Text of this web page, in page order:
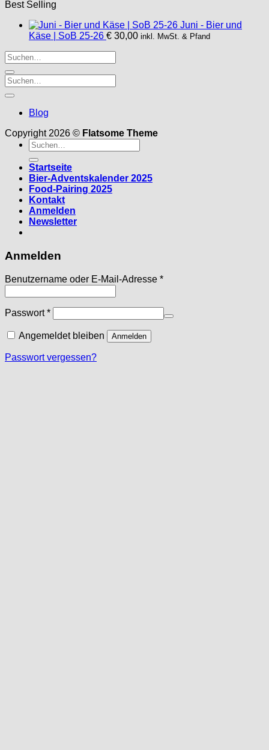
Best Selling
Juni - Bier und
Käse | SoB 25-26 € 30,00 inkl. MwSt. & Pfand
Blog
Copyright 2026 © Flatsome Theme
Suche
nach:
Startseite
Bier-Adventskalender 2025
Food-Pairing 2025
Kontakt
Anmelden
Newsletter
Anmelden
Benutzername oder E-Mail-Adresse *Erforderlich
Passwort*Erforderlich
Angemeldet bleiben Anmelden
Passwort vergessen?